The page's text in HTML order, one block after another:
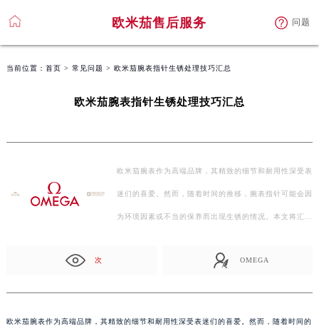
欧米茄售后服务 问题
当前位置： 首页 > 常见问题 > 欧米茄腕表指针生锈处理技巧汇总
欧米茄腕表指针生锈处理技巧汇总
欧米茄腕表作为高端品牌，其精致的细节和耐用性深受表
迷们的喜爱。然而，随着时间的推移，腕表指针可能会因
为环境因素或不当的保养而出现生锈的情况。本文将汇…
次 OMEGA
欧米茄腕表作为高端品牌，其精致的细节和耐用性深受表迷们的喜爱。然而，随着时间的